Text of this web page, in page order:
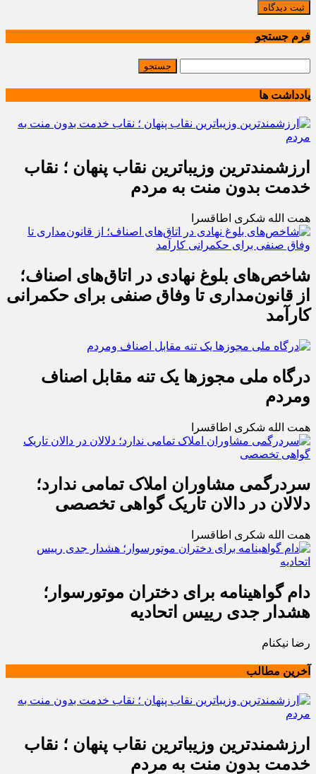
ثبت دیدگاه
فرم جستجو
یادداشت ها
ارزشمندترین وزیباترین نقاب پنهان ؛ نقاب
خدمت بدون منت به مردم
همت الله شکری اطاقسرا
شاخص‌های بلوغ نهادی در اتاق‌های اصناف؛
از قانون‌مداری تا وفاق صنفی برای حکمرانی
کارآمد
درگاه ملی مجوزها یک تنه مقابل اصناف
ومردم
همت الله شکری اطاقسرا
سردرگمی مشاوران املاک تمامی ندارد؛
دلالان در دالان تاریک گواهی تخصصی
همت الله شکری اطاقسرا
دام گواهینامه برای دختران موتورسوار؛
هشدار جدی رییس اتحادیه
رضا نیکنام
آخرین مطالب
ارزشمندترین وزیباترین نقاب پنهان ؛ نقاب
خدمت بدون منت به مردم